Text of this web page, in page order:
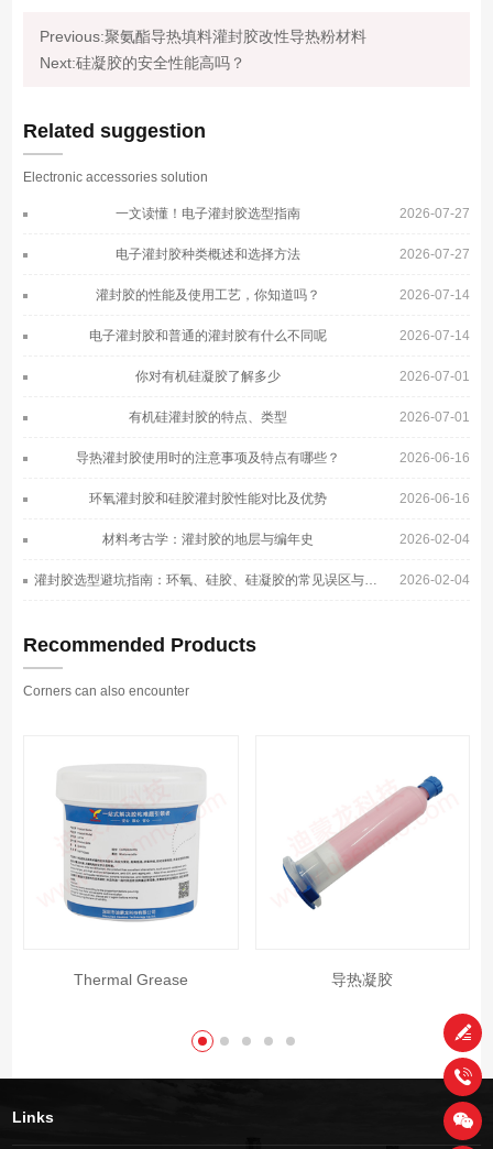
Previous:聚氨酯导热填料灌封胶改性导热粉材料
Next:硅凝胶的安全性能高吗？
Related suggestion
Electronic accessories solution
2026-07-27
一文读懂！电子灌封胶选型指南
2026-07-27
电子灌封胶种类概述和选择方法
2026-07-14
灌封胶的性能及使用工艺，你知道吗？
2026-07-14
电子灌封胶和普通的灌封胶有什么不同呢
2026-07-01
你对有机硅凝胶了解多少
2026-07-01
有机硅灌封胶的特点、类型
2026-06-16
导热灌封胶使用时的注意事项及特点有哪些？
2026-06-16
环氧灌封胶和硅胶灌封胶性能对比及优势
2026-02-04
材料考古学：灌封胶的地层与编年史
2026-02-04
Recommended Products
Corners can also encounter
Thermal Grease 导热凝胶
Links